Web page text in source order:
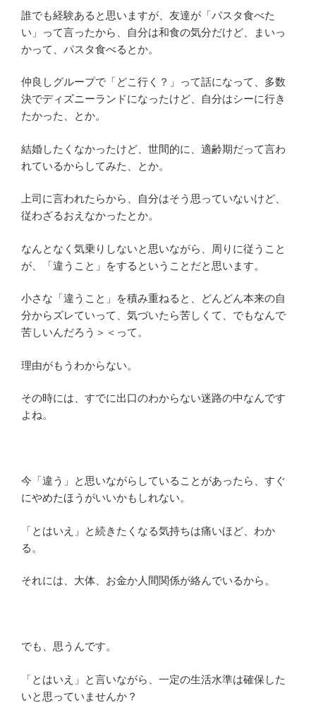
誰でも経験あると思いますが、友達が「パスタ食べた
い」って言ったから、自分は和食の気分だけど、まいっ
かって、パスタ食べるとか。
仲良しグループで「どこ行く？」って話になって、多数
決でディズニーランドになったけど、自分はシーに行き
たかった、とか。
結婚したくなかったけど、世間的に、適齢期だって言わ
れているからしてみた、とか。
上司に言われたらから、自分はそう思っていないけど、
従わざるおえなかったとか。
なんとなく気乗りしないと思いながら、周りに従うこと
が、「違うこと」をするということだと思います。
小さな「違うこと」を積み重ねると、どんどん本来の自
分からズレていって、気づいたら苦しくて、でもなんで
苦しいんだろう＞＜って。
理由がもうわからない。
その時には、すでに出口のわからない迷路の中なんです
よね。
今「違う」と思いながらしていることがあったら、すぐ
にやめたほうがいいかもしれない。
「とはいえ」と続きたくなる気持ちは痛いほど、わか
る。
それには、大体、お金か人間関係が絡んでいるから。
でも、思うんです。
「とはいえ」と言いながら、一定の生活水準は確保した
いと思っていませんか？